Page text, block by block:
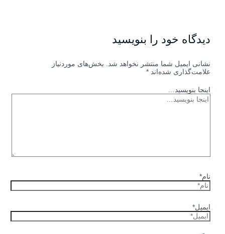
دیدگاه‌ خود را بنویسید
نشانی ایمیل شما منتشر نخواهد شد.
بخش‌های موردنیاز
علامت‌گذاری شده‌اند*
اینجا بنویسید…
نام*
ایمیل*